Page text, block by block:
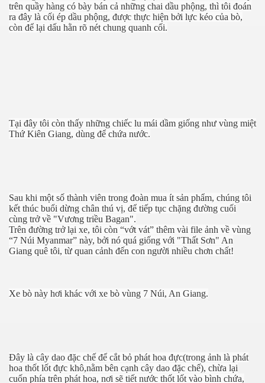
trên quầy hàng có bày bán cả những chai dầu phộng, thì tôi đoán
ra đây là cối ép dầu phộng, được thực hiện bởi lực kéo của bò,
còn để lại dấu hằn rõ nét chung quanh cối.
Tại đây tôi còn thấy những chiếc lu mái dầm giống như vùng miệt
Thứ Kiên Giang, dùng để chứa nước.
Sau khi một số thành viên trong đoàn mua ít sản phẩm, chúng tôi
kết thúc buổi dừng chân thú vị, để tiếp tục chặng đường cuối
cùng trở về "Vương triều Bagan".
Trên đường trở lại xe, tôi còn “vớt vát” thêm vài file ảnh về vùng
“7 Núi Myanmar” này, bởi nó quá giống với "Thất Sơn" An
Giang quê tôi, từ quan cảnh đến con người nhiều chơn chất!
Xe bò này hơi khác với xe bò vùng 7 Núi, An Giang.
Đây là cây dao đặc chế để cắt bỏ phát hoa đực(trong ảnh là phát
hoa thốt lốt đực khô,nằm bên cạnh cây dao đặc chế), chừa lại
cuốn phía trên phát hoa, nơi sẽ tiết nước thốt lốt vào bình chứa,